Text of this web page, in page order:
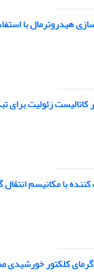
هیدروترمال با
کاتالیست زئولیت
با مکانیسم انتقال
گرمای کلکتور